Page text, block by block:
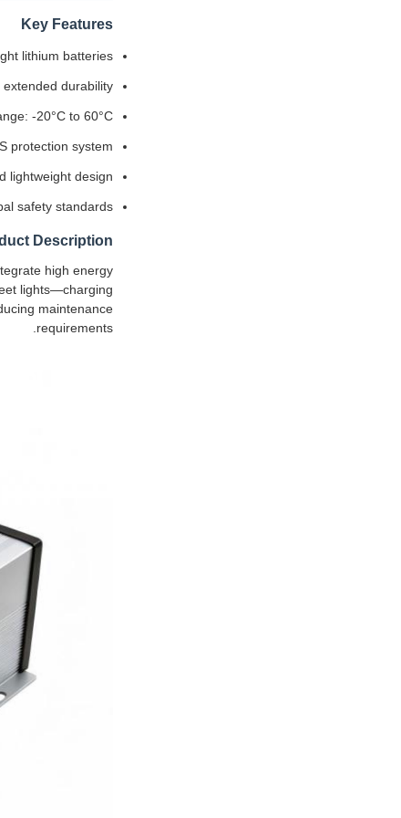
Key Features
lithium batteries
durability
-20°C to 60°C
protection system
lightweight design
safety standards
Description
high energy
lights—charging
maintenance
requirements.